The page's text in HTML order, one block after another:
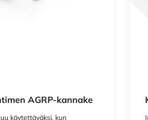
This site is protected by
AGRP-kannake
käytettäväksi, kun